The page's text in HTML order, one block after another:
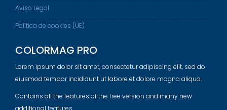
Aviso Legal
Política de cookies (UE)
COLORMAG PRO
Lorem ipsum dolor sit amet, consectetur adipiscing elit, sed do
eiusmod tempor incididunt ut labore et dolore magna aliqua.
Contains all the features of the free version and many new
additional features.